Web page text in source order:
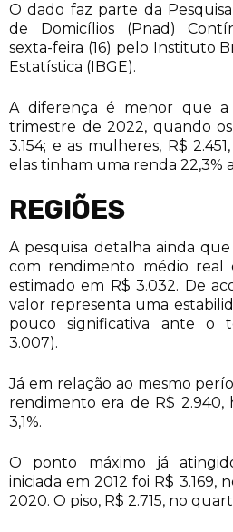
O dado faz parte da
de Domicílios (Pnad)
sexta-feira (16) pelo Instituto
Estatística (IBGE).
A diferença é menor que a
trimestre de 2022, quando
3.154; e as mulheres, R$
elas tinham uma renda 22,3%
REGIÕES
A pesquisa detalha ainda
com rendimento médio real
estimado em R$ 3.032. De
valor representa uma
pouco significativa ante o
3.007).
Já em relação ao mesmo
rendimento era de R$ 2.940,
3,1%.
O ponto máximo já
iniciada em 2012 foi R$
2020. O piso, R$ 2.715, no